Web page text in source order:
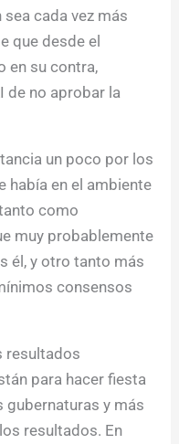
cada vez más
que desde el
en su contra,
de no aprobar la
un poco por los
había en el ambiente
como
muy probablemente
él, y otro tanto más
consensos
resultados
para hacer fiesta
gubernaturas y más
resultados. En